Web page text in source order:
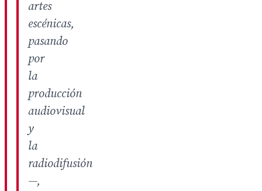
artes
escénicas,
pasando
por
la
producción
audiovisual
y
la
radiodifusión
—,